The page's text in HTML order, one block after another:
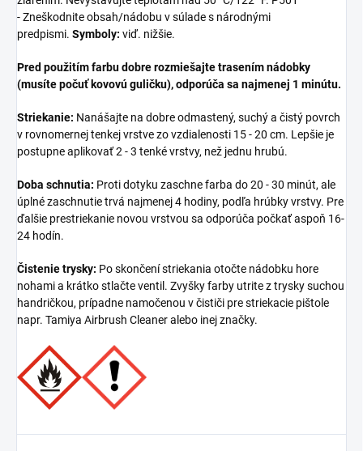
- Zneškodnite obsah/nádobu v súlade s národnými
predpismi. Symboly: viď. nižšie.
Pred použitím farbu dobre rozmiešajte trasením nádobky
(musíte počuť kovovú guličku), odporúča sa najmenej 1 minútu.
Striekanie: Nanášajte na dobre odmastený, suchý a čistý povrch
v rovnomernej tenkej vrstve zo vzdialenosti 15 - 20 cm. Lepšie je
postupne aplikovať 2 - 3 tenké vrstvy, než jednu hrubú.
Doba schnutia: Proti dotyku zaschne farba do 20 - 30 minút, ale
úplné zaschnutie trvá najmenej 4 hodiny, podľa hrúbky vrstvy. Pre
ďalšie prestriekanie novou vrstvou sa odporúča počkať aspoň 16-
24 hodín.
Čistenie trysky: Po skončení striekania otočte nádobku hore
nohami a krátko stlačte ventil. Zvyšky farby utrite z trysky suchou
handričkou, prípadne namočenou v čističi pre striekacie pištole
napr. Tamiya Airbrush Cleaner alebo inej značky.